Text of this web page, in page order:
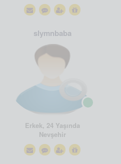
slymnbaba
Erkek, 24 Yaşında
Nevşehir